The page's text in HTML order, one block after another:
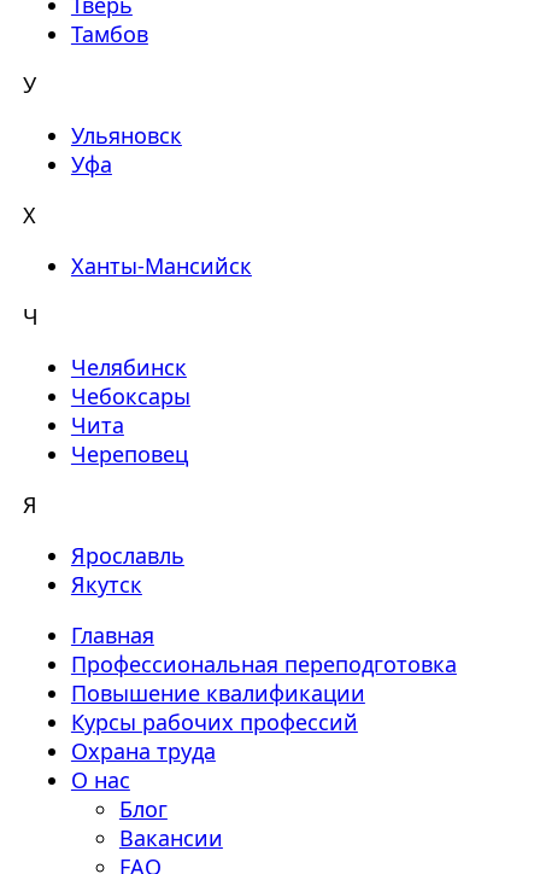
Тамбов
У
Ульяновск
Уфа
Х
Ханты-Мансийск
Ч
Челябинск
Чебоксары
Чита
Череповец
Я
Ярославль
Якутск
Главная
Профессиональная переподготовка
Повышение квалификации
Курсы рабочих профессий
Охрана труда
О нас
Блог
Вакансии
FAQ